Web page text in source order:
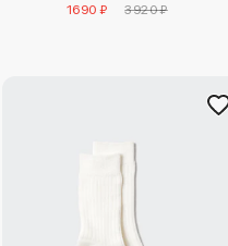
1690 ₽
3920 ₽